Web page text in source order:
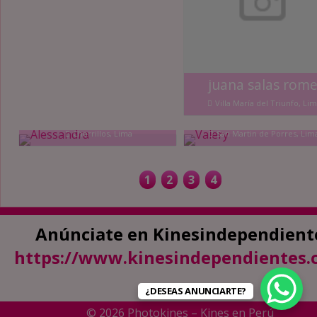
juana salas rome
Villa María del Triunfo,
Chorrillos, Lima
Valery
San Martin de Porres,
1 2 3 4
Anúnciate en
https://
© 2026 Photokines – Kines en Perú
¿DESEAS ANUNCIARTE?